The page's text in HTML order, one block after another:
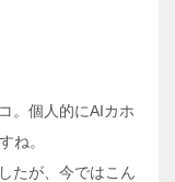
。個人的にAIカホ
ね。
たが、今ではこん